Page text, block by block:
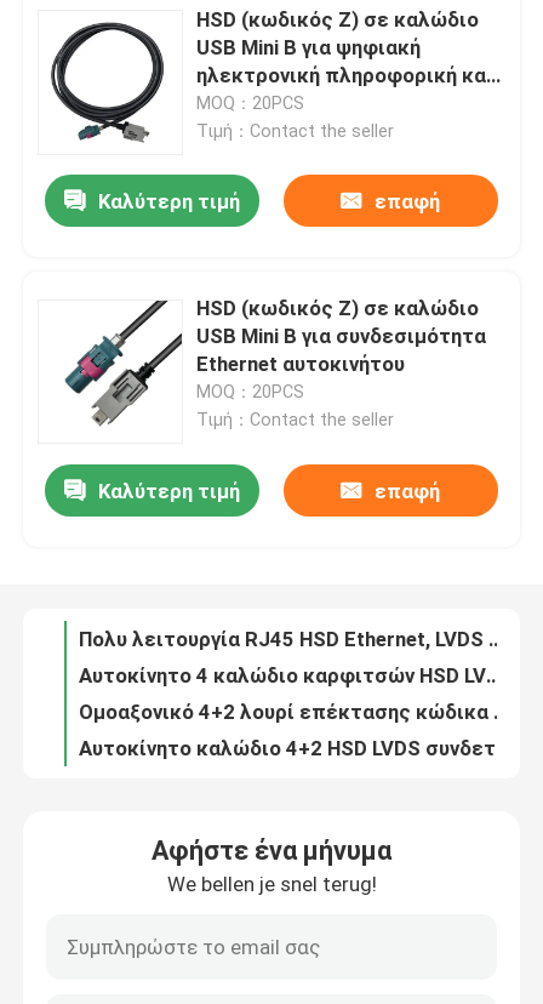
Προϊόντα
Ελεγχος ποιότητας
Επικοινωνήστε μαζί μας
Ζητήστε μια προσφορά
HSD (κωδικός Z) σε καλώδιο
USB Mini B για ψηφιακή
ηλεκτρονική πληροφορική και
ψυχαγωγία
MOQ：20PCS
Τιμή：Contact the seller
Καλύτερη τιμή επαφή
HSD (κωδικός Z) σε καλώδιο
USB Mini B για συνδεσιμότητα
Ethernet αυτοκινήτου
MOQ：20PCS
Τιμή：Contact the seller
Καλύτερη τιμή επαφή
Πολυ λειτουργία RJ45 HSD Ethernet, LVDS 4 κώδικας Ζ HSD ασφαλείας σε USB
Ανθεκτικό καλώδιο συνδετήρων κώδικα HSD Ζ, 4 καλώδιο μετάδοσης πυρήνων HSD LVDS
Κώδικας Χ στο καλώδιο LVDS BMW, ανθεκτικό καλώδιο κώδικα Ζ μετάδοσης HSD LVDS
Τα PCB συνδετήρων FAKRA HSD τοποθετούν τον αυτοκίνητο συνδετήρα μεγάλων στοιχείων κώδικα Χ
Αφήστε ένα μήνυμα
We bellen je snel terug!